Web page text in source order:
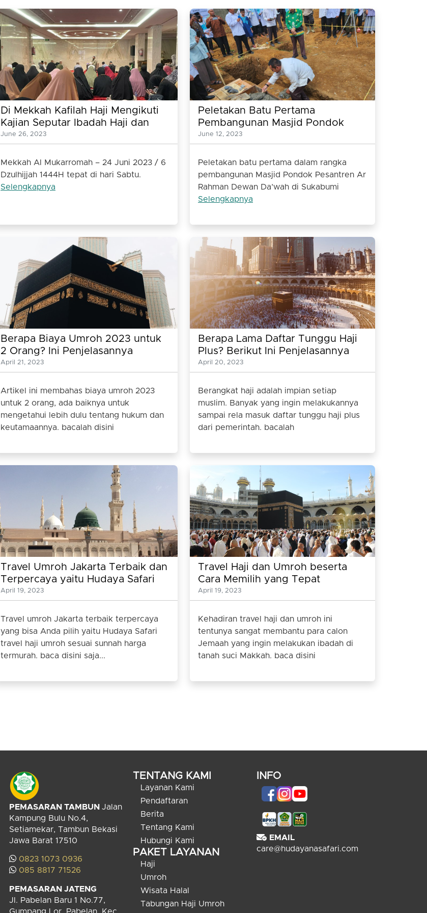
Di Mekkah Kafilah Haji Mengikuti
Kajian Seputar Ibadah Haji dan
Belajar Tahsin Al Quran
June 26, 2023
Mekkah Al Mukarromah – 24 Juni 2023 / 6
Dzulhijjah 1444H tepat di hari Sabtu.
Selengkapnya
Peletakan Batu Pertama
Pembangunan Masjid Pondok
Pesantren Ar Rahman Dewan
Dakwah Sukabumi Selesai
Dilakukan
June 12, 2023
Peletakan batu pertama dalam rangka
pembangunan Masjid Pondok Pesantren Ar
Rahman Dewan Da’wah di Sukabumi
Selengkapnya
Berapa Biaya Umroh 2023 untuk
2 Orang? Ini Penjelasannya
April 21, 2023
Artikel ini membahas biaya umroh 2023
untuk 2 orang, ada baiknya untuk
mengetahui lebih dulu tentang hukum dan
keutamaannya. bacalah disini
Berapa Lama Daftar Tunggu Haji
Plus? Berikut Ini Penjelasannya
Lengkapnya
April 20, 2023
Berangkat haji adalah impian setiap
muslim. Banyak yang ingin melakukannya
sampai rela masuk daftar tunggu haji plus
dari pemerintah. bacalah
Travel Umroh Jakarta Terbaik dan
Terpercaya yaitu Hudaya Safari
April 19, 2023
Travel umroh Jakarta terbaik terpercaya
yang bisa Anda pilih yaitu Hudaya Safari
travel haji umroh sesuai sunnah harga
termurah. baca disini saja...
Travel Haji dan Umroh beserta
Cara Memilih yang Tepat
April 19, 2023
Kehadiran travel haji dan umroh ini
tentunya sangat membantu para calon
Jemaah yang ingin melakukan ibadah di
tanah suci Makkah. baca disini
PEMASARAN TAMBUNJalan
Kampung Bulu No.4,
Setiamekar, Tambun Bekasi
Jawa Barat 17510
0823 1073 0936
085 8817 71526
PEMASARAN JATENG
Jl. Pabelan Baru 1 No.77,
Gumpang Lor, Pabelan, Kec.
TENTANG KAMI
Layanan Kami
Pendaftaran
Berita
Tentang Kami
Hubungi Kami
PAKET LAYANAN
Haji
Umroh
Wisata Halal
Tabungan Haji Umroh
INFO
EMAIL
care@hudayanasafari.com